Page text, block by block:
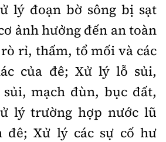
Xây dựng
BVHTTDL, cấp ngày 1/4/2025.
Công Hoan, phường Giảng Võ,
Thị Hồng Nga
lý đoạn bờ sông bị sạt
ảnh hưởng đến an toàn
rỉ, thấm, tổ mối và các
của đê; Xử lý lỗ sủi,
mạch đùn, bục đất,
lý trường hợp nước lũ
đê; Xử lý các sự cố hư